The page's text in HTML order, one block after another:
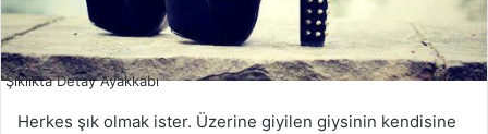
Şıklıkta Detay Ayakkabı
Herkes şık olmak ister. Üzerine giyilen giysinin kendisine